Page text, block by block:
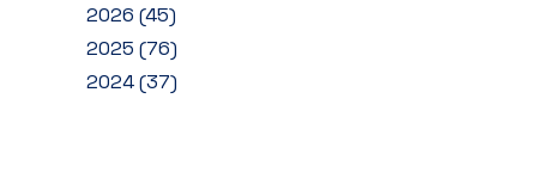
2026 (45)
2025 (76)
2024(37)